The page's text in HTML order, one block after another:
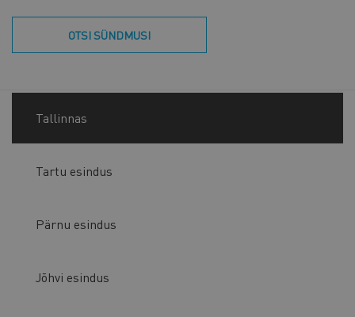
OTSI SÜNDMUSI
Tallinnas
Tartu esindus
Pärnu esindus
Jõhvi esindus